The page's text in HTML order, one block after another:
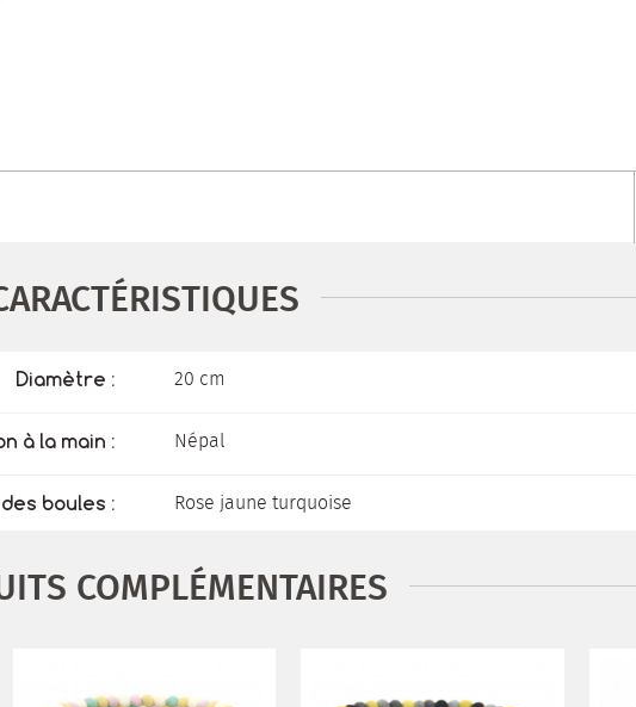
Diamètre : 20 cm
à la main : Népal
boules : Rose jaune turquoise
COMPLÉMENTAIRES